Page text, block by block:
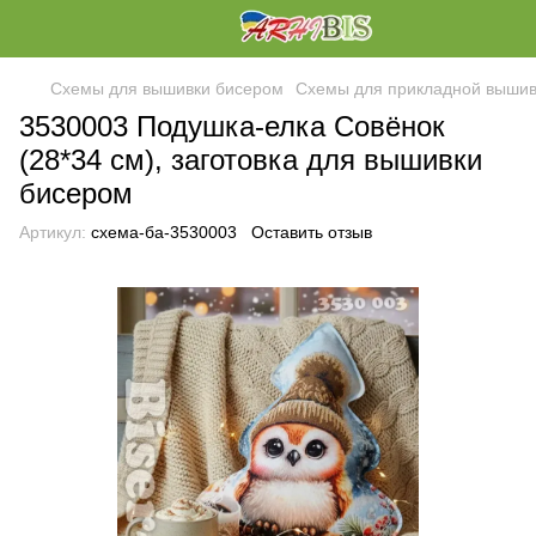
Схемы для вышивки бисером Схемы для прикладной
3530003 Подушка-елка Совёнок
(28*34 см), заготовка для вышивки
бисером
Артикул: схема-ба-3530003 Оставить отзыв